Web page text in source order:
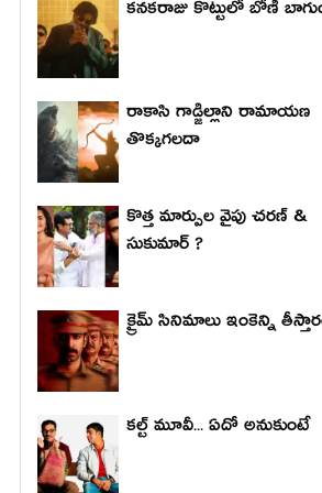
కనకరాజు కొట్టులో బోణీ
రాకాసి గాడ్జిల్లాని రామాయణ
తొక్కగలదా
కొత్త మార్పుల వైపు చరణ్ &
సుకుమార్ ?
క్రైమ్ సినిమాలు ఇంకెన్ని
కల్ట్ మూవీ... ఏదో అనుకుంటే